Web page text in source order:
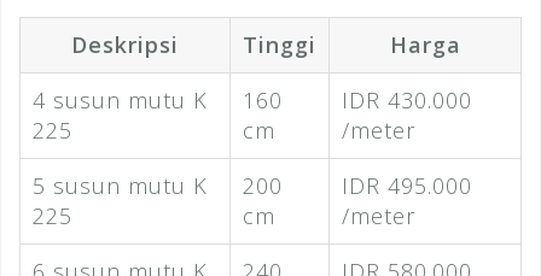
Deskripsi Tinggi
Harga
4 susun mutu K
225
160
cm
IDR 430.000
/meter
5 susun mutu K
225
200
cm
IDR 495.000
/meter